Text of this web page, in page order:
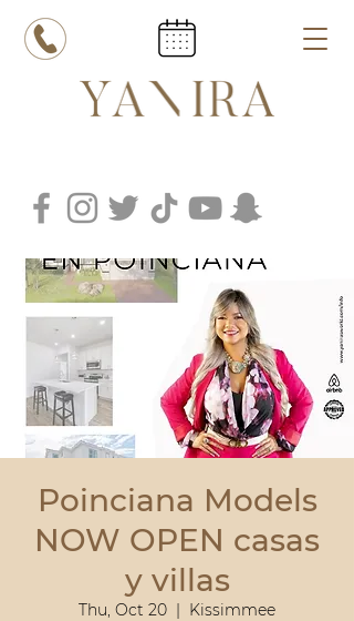
Poinciana Models
NOW OPEN casas
y villas
Thu, Oct 20
  |
Kissimmee